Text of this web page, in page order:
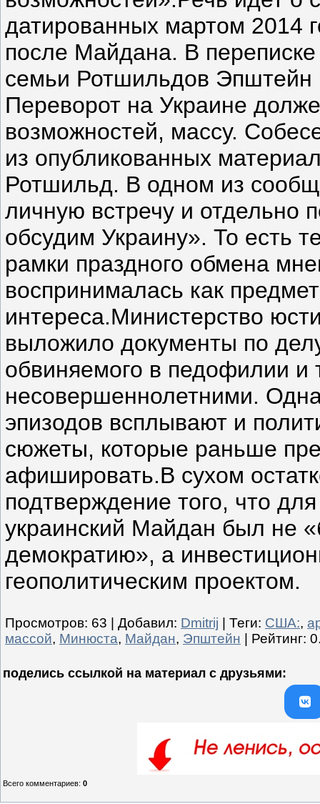
датированных мартом 2014
после Майдана. В
семьи Ротшильдов Эпштейн
Переворот на Украине
возможностей, массу.
из опубликованных
Ротшильд. В одном из
личную встречу и отдельно
обсудим Украину». То есть
рамки праздного обмена
воспринималась как
интереса.Министерство
выложило документы по
обвиняемого в педофилии и
несовершеннолетними.
эпизодов всплывают и
сюжеты, которые раньше
афишировать.В сухом
подтверждение того, что
украинский Майдан был не
демократию», а
геополитическим проектом.
Просмотров: 63 Добавил: Dmitrij Теги: США:,
массой, Минюста, Майдан, Эпштейн Рейтинг:
поделись ссылкой на материал c друзьями:
Всего комментариев: 0